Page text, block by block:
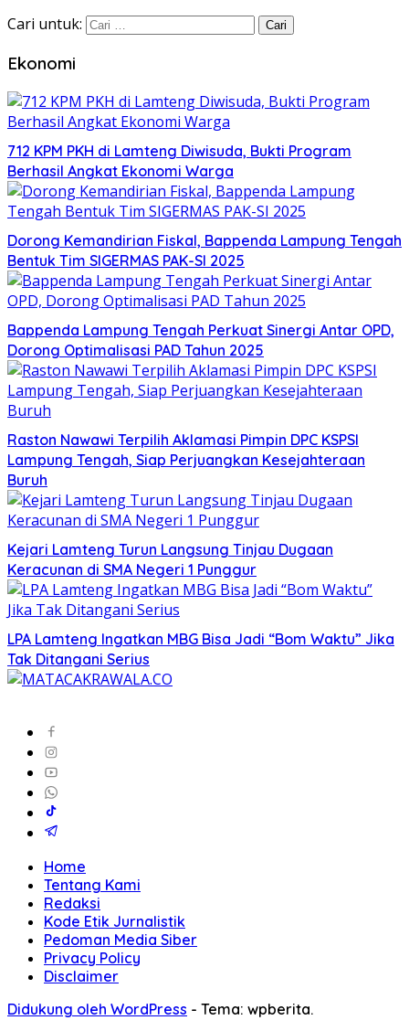
Cari untuk:
Ekonomi
712 KPM PKH di Lamteng Diwisuda, Bukti Program
Berhasil Angkat Ekonomi Warga
Dorong Kemandirian Fiskal, Bappenda Lampung Tengah
Bentuk Tim SIGERMAS PAK-SI 2025
Bappenda Lampung Tengah Perkuat Sinergi Antar OPD,
Dorong Optimalisasi PAD Tahun 2025
Raston Nawawi Terpilih Aklamasi Pimpin DPC KSPSI
Lampung Tengah, Siap Perjuangkan Kesejahteraan
Buruh
Kejari Lamteng Turun Langsung Tinjau Dugaan
Keracunan di SMA Negeri 1 Punggur
LPA Lamteng Ingatkan MBG Bisa Jadi “Bom Waktu” Jika
Tak Ditangani Serius
Home
Tentang Kami
Redaksi
Kode Etik Jurnalistik
Pedoman Media Siber
Privacy Policy
Disclaimer
Didukung oleh WordPress - Tema: wpberita.